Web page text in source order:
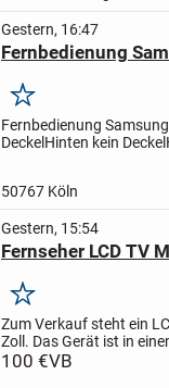
Gestern, 16:47
Fernbedienung
Merken
Fernbedienung
DeckelHinten kein
50767 Köln
Gestern, 15:54
Fernseher LCD TV
Merken
Zum Verkauf steht ein
Zoll. Das Gerät ist in
funktionsfähig.
100 €VB